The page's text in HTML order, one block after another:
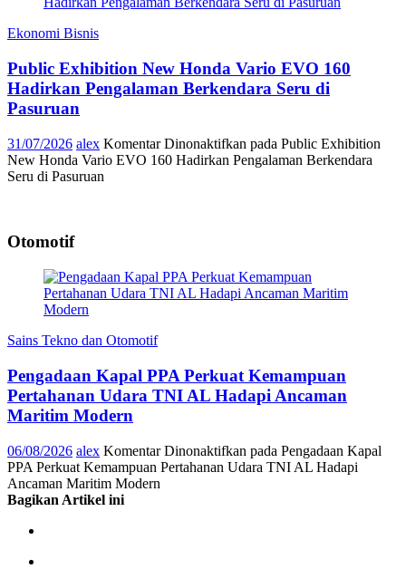
Ekonomi Bisnis
Public Exhibition New Honda Vario EVO 160
Hadirkan Pengalaman Berkendara Seru di
Pasuruan
31/07/2026 alex Komentar Dinonaktifkan pada Public Exhibition
New Honda Vario EVO 160 Hadirkan Pengalaman Berkendara
Seru di Pasuruan
Otomotif
Sains Tekno dan Otomotif
Pengadaan Kapal PPA Perkuat Kemampuan
Pertahanan Udara TNI AL Hadapi Ancaman
Maritim Modern
06/08/2026 alex Komentar Dinonaktifkan pada Pengadaan Kapal
PPA Perkuat Kemampuan Pertahanan Udara TNI AL Hadapi
Ancaman Maritim Modern
Bagikan Artikel ini